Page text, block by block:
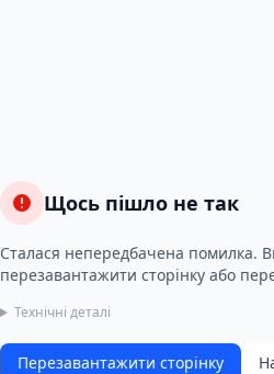
Щось пішло не так
Сталася непередбачена помилка.
перезавантажити сторінку або
Технічні деталі
Перезавантажити сторінку